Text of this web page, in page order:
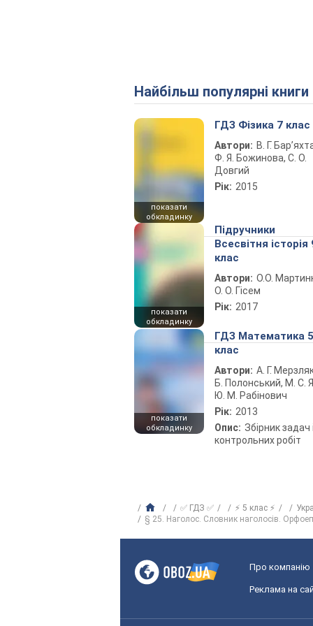
Найбільш популярні книги
показати
обкладинку
ГДЗ Фізика 7 клас
Автори: В. Г.
Ф. Я. Божинова, С. О.
Довгий
Рік: 2015
показати
обкладинку
Підручники
Всесвітня історія
клас
Автори: О.О.
О. О. Гісем
Рік: 2017
показати
обкладинку
ГДЗ Математика 5
клас
Автори: А. Г.
Б. Полонський, М. С.
Ю. М. Рабінович
Рік: 2013
Опис: Збірник задач
контрольних робіт
✅ ГДЗ ✅ ⚡ 5 клас ⚡
§ 25. Наголос. Словник наголосів.
Про компанію
Реклама на